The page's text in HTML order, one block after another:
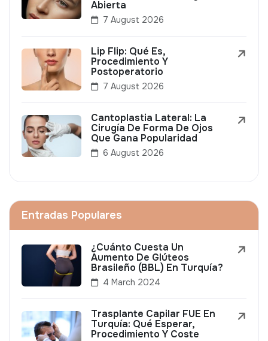
Abierta
7 August 2026
Lip Flip: Qué Es,
Procedimiento Y
Postoperatorio
7 August 2026
Cantoplastia Lateral: La
Cirugía De Forma De Ojos
Que Gana Popularidad
6 August 2026
Entradas Populares
¿Cuánto Cuesta Un
Aumento De Glúteos
Brasileño (BBL) En Turquía?
4 March 2024
Trasplante Capilar FUE En
Turquía: Qué Esperar,
Procedimiento Y Coste